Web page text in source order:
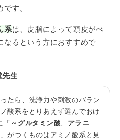
す。
系は、皮脂によって頭皮がべ
なるという方におすすめで
先生
たら、洗浄力や刺激のバラン
酸系をとりあえず選んでおけ
「 ～グルタミン酸
アラニ
」がつくものはアミノ酸系と見